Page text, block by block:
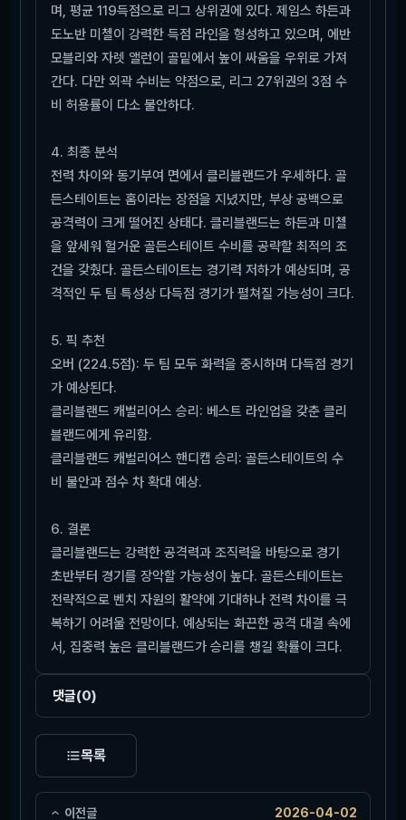
며, 평균 119득점으로 리그 상위권에 있다. 제임스 하든과
도노반 미첼이 강력한 득점 라인을 형성하고 있으며, 에반
모블리와 자렛 앨런이 골밑에서 높이 싸움을 우위로 가져
간다. 다만 외곽 수비는 약점으로, 리그 27위권의 3점 수
비 허용률이 다소 불안하다.
4. 최종 분석
전력 차이와 동기부여 면에서 클리블랜드가 우세하다. 골
든스테이트는 홈이라는 장점을 지녔지만, 부상 공백으로
공격력이 크게 떨어진 상태다. 클리블랜드는 하든과 미첼
을 앞세워 헐거운 골든스테이트 수비를 공략할 최적의 조
건을 갖췄다. 골든스테이트는 경기력 저하가 예상되며, 공
격적인 두 팀 특성상 다득점 경기가 펼쳐질 가능성이 크다.
5. 픽 추천
오버 (224.5점): 두 팀 모두 화력을 중시하며 다득점 경기
가 예상된다.
클리블랜드 캐벌리어스 승리: 베스트 라인업을 갖춘 클리
블랜드에게 유리함.
클리블랜드 캐벌리어스 핸디캡 승리: 골든스테이트의 수
비 불안과 점수 차 확대 예상.
6. 결론
클리블랜드는 강력한 공격력과 조직력을 바탕으로 경기
초반부터 경기를 장악할 가능성이 높다. 골든스테이트는
전략적으로 벤치 자원의 활약에 기대하나 전력 차이를 극
복하기 어려울 전망이다. 예상되는 화끈한 공격 대결 속에
서, 집중력 높은 클리블랜드가 승리를 챙길 확률이 크다.
댓글(0)
목록
이전글 2026-04-02